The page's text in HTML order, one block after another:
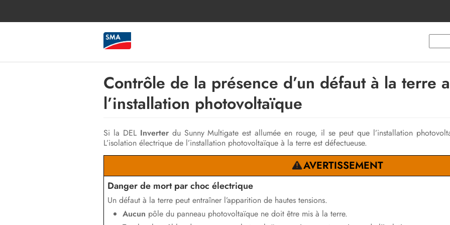
Contrôle de la présence d’un défaut à la terre
l’installation photovoltaïque
Si la DEL Inverterdu Sunny Multigate est allumée en rouge, il se peut que l’installation
L’isolation électrique de l’installation photovoltaïque à la terre est défectueuse.
AVERTISSEMENT
Danger de mort par choc électrique
Un défaut à la terre peut entraîner l’apparition de hautes tensions.
Aucun pôle du panneau photovoltaïque ne doit être mis à la terre.